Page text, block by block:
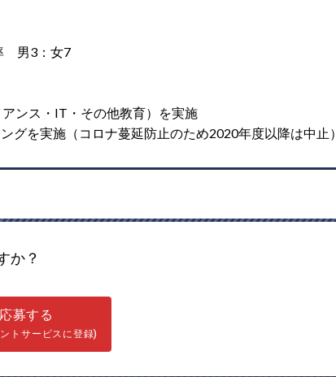
男3：女7
ンス・IT・その他教育）を実施
グを実施（コロナ蔓延防止のため2020年度以降は中止）
か？
応募する
トサービスに登録)